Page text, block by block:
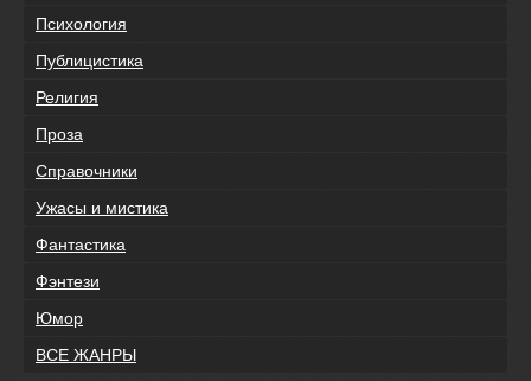
Психология
Публицистика
Религия
Проза
Справочники
Ужасы и мистика
Фантастика
Фэнтези
Юмор
ВСЕ ЖАНРЫ